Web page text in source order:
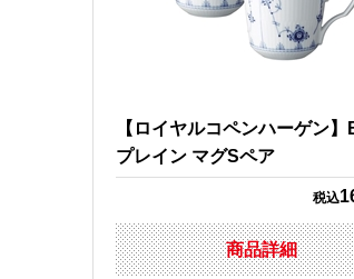
【ロイヤルコペンハーゲン】
プレイン マグSペア
税込
商品詳細